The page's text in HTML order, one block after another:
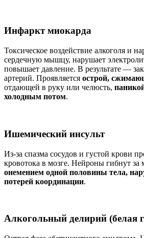
Инфаркт миокарда
Токсическое воздействие алкоголя и
сердечную мышцу, нарушает
повышает давление. В результате —
артерий. Проявляется острой,
отдающей в руку или челюсть,
холодным потом.
Ишемический инсульт
Из-за спазма сосудов и густой крови
кровотока в мозге. Нейроны гибнут за
онемением одной половины тела,
потерей координации.
Алкогольный делирий (белая